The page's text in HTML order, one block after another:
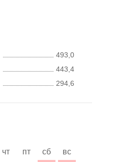
493,0
443,4
294,6
чт пт сб
вс